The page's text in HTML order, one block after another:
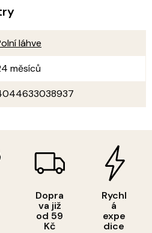
Dopra
va již
od 59
Kč
Rychl
á
expe
dice
láhve
měsíců